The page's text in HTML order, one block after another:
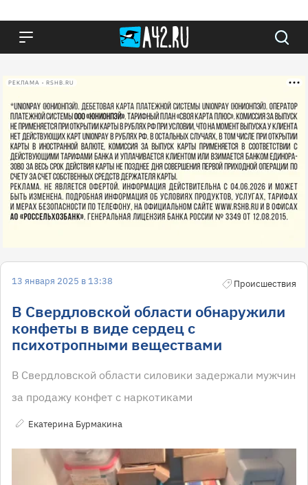
РЕКЛАМА • RSHB.RU
13 января 2025 в 13:38 Происшествия
В Свердловской области обнаружили
конфеты в виде сердец с
психотропными веществами
В Свердловской области силовики задержали мужчин
за продажу конфет с наркотиками
Екатерина Бурмакина